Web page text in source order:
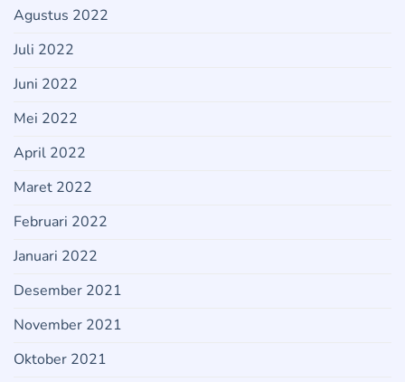
Agustus 2022
Juli 2022
Juni 2022
Mei 2022
April 2022
Maret 2022
Februari 2022
Januari 2022
Desember 2021
November 2021
Oktober 2021